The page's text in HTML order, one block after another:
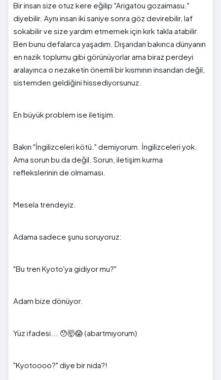
Bir insan size otuz kere eğilip "Arigatou gozaimasu."
diyebilir. Aynı insan iki saniye sonra göz devirebilir, laf
sokabilir ve size yardım etmemek için kırk takla atabilir.
Ben bunu defalarca yaşadım. Dışarıdan bakınca dünyanın
en nazik toplumu gibi görünüyorlar ama biraz perdeyi
aralayınca o nezaketin önemli bir kısmının insandan değil,
sistemden geldiğini hissediyorsunuz.
En büyük problem ise iletişim.
Bakın "İngilizceleri kötü." demiyorum. İngilizceleri yok.
Ama sorun bu da değil. Sorun, iletişim kurma
reflekslerinin de olmaması.
Mesela trendeyiz.
Adama sadece şunu soruyoruz:
"Bu tren Kyoto'ya gidiyor mu?"
Adam bize dönüyor.
Yüz ifadesi... 😯🤯😱 (abartmıyorum)
"Kyotoooo?" diye bir nida?!